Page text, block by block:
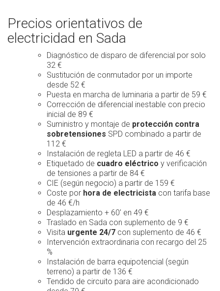
Precios orientativos de
electricidad en Sada
Diagnóstico de disparo de diferencial por solo
32 €
Sustitución de conmutador por un importe
desde 52 €
Puesta en marcha de luminaria a partir de 59 €
Corrección de diferencial inestable con precio
inicial de 89 €
Suministro y montaje de protección contra
sobretensiones SPD combinado a partir de
112 €
Instalación de regleta LED a partir de 46 €
Etiquetado de cuadro eléctrico y verificación
de tensiones a partir de 84 €
CIE (según negocio) a partir de 159 €
Coste por hora de electricista con tarifa base
de 46 €/h
Desplazamiento + 60’ en 49 €
Traslado en Sada con suplemento de 9 €
Visita urgente 24/7 con suplemento de 46 €
Intervención extraordinaria con recargo del 25
%
Instalación de barra equipotencial (según
terreno) a partir de 136 €
Tendido de circuito para aire acondicionado